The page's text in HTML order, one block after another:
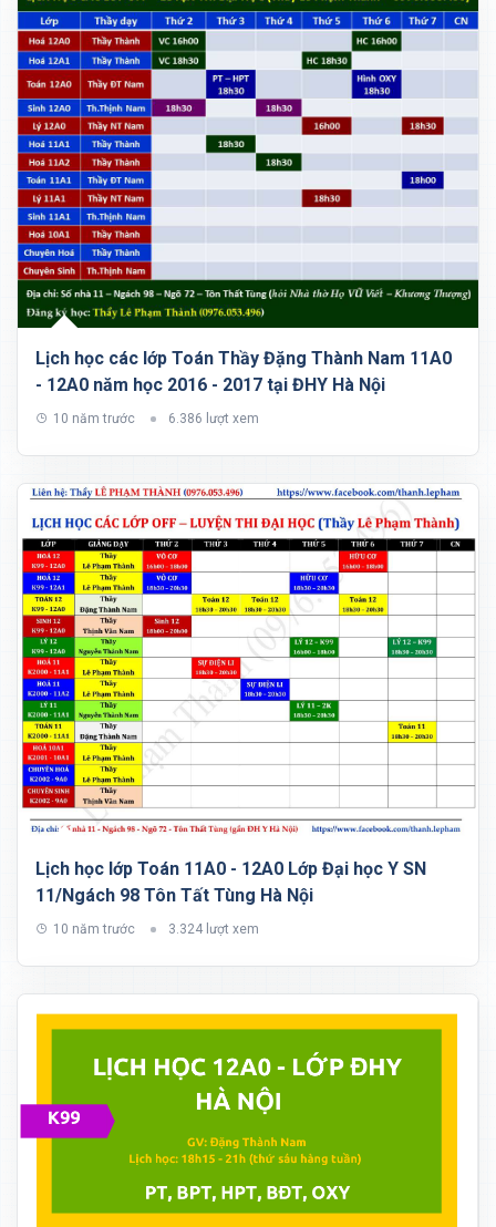
Lịch học các lớp Toán Thầy Đặng Thành Nam 11A0
- 12A0 năm học 2016 - 2017 tại ĐHY Hà Nội
10 năm trước 6.386 lượt xem
Lịch học lớp Toán 11A0 - 12A0 Lớp Đại học Y SN
11/Ngách 98 Tôn Tất Tùng Hà Nội
10 năm trước 3.324 lượt xem